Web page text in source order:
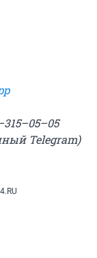
Telegram)